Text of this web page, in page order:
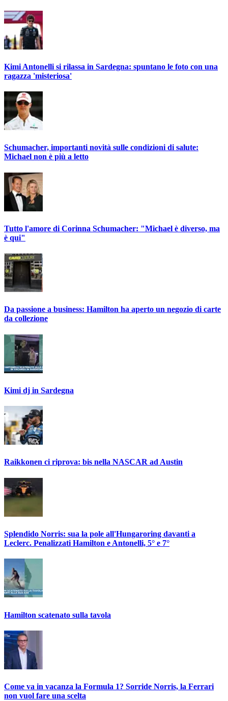
Kimi Antonelli si rilassa in Sardegna: spuntano le foto con una
ragazza 'misteriosa'
Schumacher, importanti novità sulle condizioni di salute:
Michael non è più a letto
Tutto l'amore di Corinna Schumacher: "Michael è diverso, ma
è qui"
Da passione a business: Hamilton ha aperto un negozio di carte
da collezione
Kimi dj in Sardegna
Raikkonen ci riprova: bis nella NASCAR ad Austin
Splendido Norris: sua la pole all'Hungaroring davanti a
Leclerc. Penalizzati Hamilton e Antonelli, 5° e 7°
Hamilton scatenato sulla tavola
Come va in vacanza la Formula 1? Sorride Norris, la Ferrari
non vuol fare una scelta